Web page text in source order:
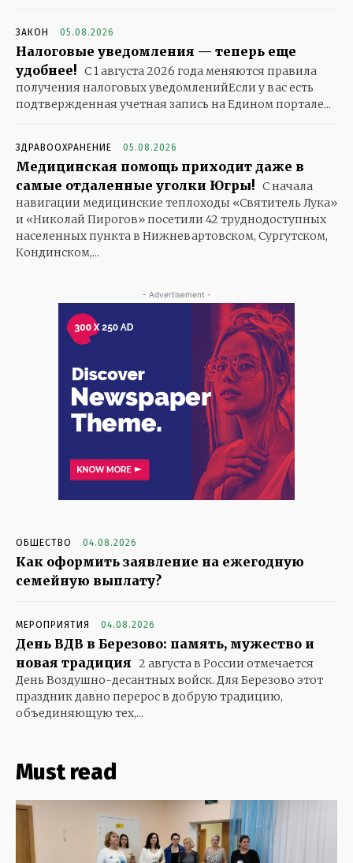
ЗАКОН 05.08.2026
Налоговые уведомления — теперь еще
удобнее! С 1 августа 2026 года меняются правила
получения налоговых уведомленийЕсли у вас есть
подтвержденная учетная запись на Едином портале...
ЗДРАВООХРАНЕНИЕ 05.08.2026
Медицинская помощь приходит даже в
самые отдаленные уголки Югры! С начала
навигации медицинские теплоходы «Святитель Лука»
и «Николай Пирогов» посетили 42 труднодоступных
населенных пункта в Нижневартовском, Сургутском,
Кондинском,...
- Advertisement -
ОБЩЕСТВО 04.08.2026
Как оформить заявление на ежегодную
семейную выплату?
МЕРОПРИЯТИЯ 04.08.2026
День ВДВ в Березово: память, мужество и
новая традиция 2 августа в России отмечается
День Воздушно-десантных войск. Для Березово этот
праздник давно перерос в добрую традицию,
объединяющую тех,...
Must read